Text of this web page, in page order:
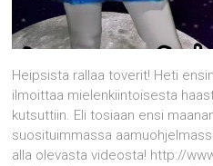
Heipsista rallaa toverit! Heti
ilmoittaa mielenkiintoisesta
kutsuttiin. Eli tosiaan ensi
suosituimmassa
alla olevasta videosta! http://